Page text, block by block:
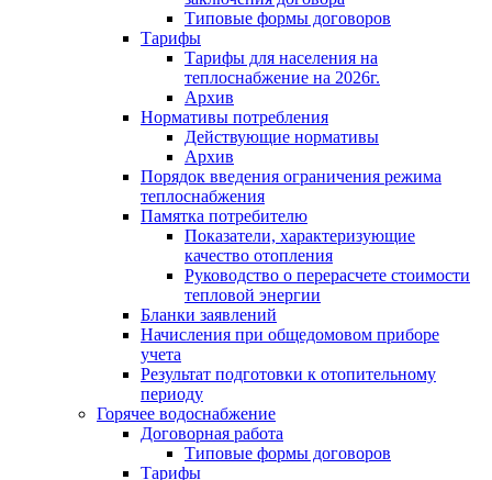
Типовые формы договоров
Тарифы
Тарифы для населения на
теплоснабжение на 2026г.
Архив
Нормативы потребления
Действующие нормативы
Архив
Порядок введения ограничения режима
теплоснабжения
Памятка потребителю
Показатели, характеризующие
качество отопления
Руководство о перерасчете стоимости
тепловой энергии
Бланки заявлений
Начисления при общедомовом приборе
учета
Результат подготовки к отопительному
периоду
Горячее водоснабжение
Договорная работа
Типовые формы договоров
Тарифы